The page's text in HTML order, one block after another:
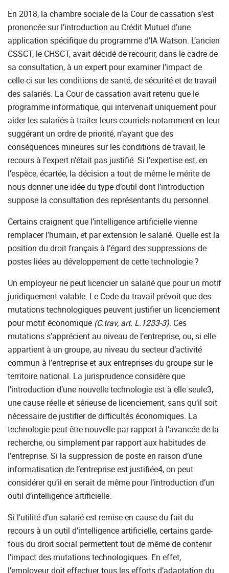
En 2018, la chambre sociale de la Cour de cassation s’est
prononcée sur l’introduction au Crédit Mutuel d’une
application spécifique du programme d’IA Watson. L’ancien
CSSCT, le CHSCT, avait décidé de recourir, dans le cadre de
sa consultation, à un expert pour examiner l’impact de
celle-ci sur les conditions de santé, de sécurité et de travail
des salariés. La Cour de cassation avait retenu que le
programme informatique, qui intervenait uniquement pour
aider les salariés à traiter leurs courriels notamment en leur
suggérant un ordre de priorité, n’ayant que des
conséquences mineures sur les conditions de travail, le
recours à l’expert n’était pas justifié. Si l’expertise est, en
l’espèce, écartée, la décision a tout de même le mérite de
nous donner une idée du type d’outil dont l’introduction
suppose la consultation des représentants du personnel.
Certains craignent que l’intelligence artificielle vienne
remplacer l’humain, et par extension le salarié. Quelle est la
position du droit français à l’égard des suppressions de
postes liées au développement de cette technologie ?
Un employeur ne peut licencier un salarié que pour un motif
juridiquement valable. Le Code du travail prévoit que des
mutations technologiques peuvent justifier un licenciement
pour motif économique (C.trav, art. L.1233-3). Ces
mutations s’apprécient au niveau de l’entreprise, ou, si elle
appartient à un groupe, au niveau du secteur d’activité
commun à l’entreprise et aux entreprises du groupe sur le
territoire national. La jurisprudence considère que
l’introduction d’une nouvelle technologie est à elle seule3,
une cause réelle et sérieuse de licenciement, sans qu’il soit
nécessaire de justifier de difficultés économiques. La
technologie peut être nouvelle par rapport à l’avancée de la
recherche, ou simplement par rapport aux habitudes de
l’entreprise. Si la suppression de poste en raison d’une
informatisation de l’entreprise est justifiée4, on peut
considérer qu’il en serait de même pour l’introduction d’un
outil d’intelligence artificielle.
Si l’utilité d’un salarié est remise en cause du fait du
recours à un outil d’intelligence artificielle, certains garde-
fous du droit social permettent tout de même de contenir
l’impact des mutations technologiques. En effet,
l’employeur doit effectuer tous les efforts d’adaptation du